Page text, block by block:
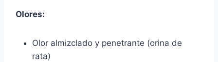
Olores:
Olor almizclado y penetrante (orina de
rata)